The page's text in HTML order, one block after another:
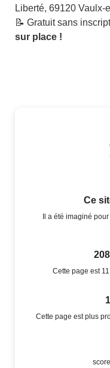
Liberté, 69120 Vaulx-
📝 Gratuit sans
sur place !
Ce
Il a été imaginé
Cette page est
Cette page est plus